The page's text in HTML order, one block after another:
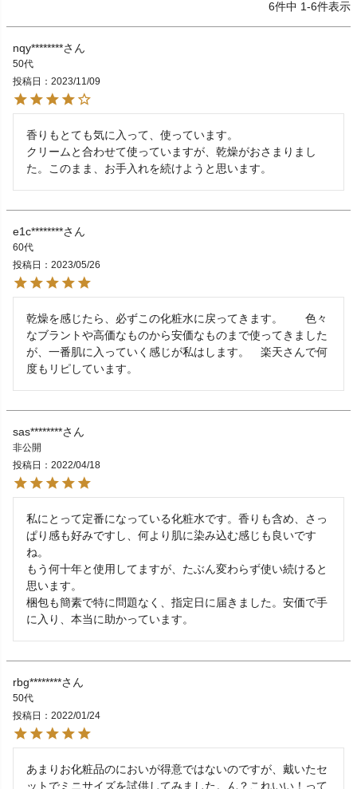
6件中 1-6件表示
nqy********
50代
投稿日
2023/11/09
香りもとても気に入って、使っています。
クリームと合わせて使っていますが、乾燥がおさまりまし
た。このまま、お手入れを続けようと思います。
e1c********
60代
投稿日
2023/05/26
乾燥を感じたら、必ずこの化粧水に戻ってきます。　　色々
なブラントや高価なものから安価なものまで使ってきました
が、一番肌に入っていく感じが私はします。　楽天さんで何
度もリピしています。
sas********
非公開
投稿日
2022/04/18
私にとって定番になっている化粧水です。香りも含め、さっ
ぱり感も好みですし、何より肌に染み込む感じも良いです
ね。
もう何十年と使用してますが、たぶん変わらず使い続けると
思います。
梱包も簡素で特に問題なく、指定日に届きました。安価で手
に入り、本当に助かっています。
rbg********
50代
投稿日
2022/01/24
あまりお化粧品のにおいが得意ではないのですが、戴いたセ
ットでミニサイズを試供してみました。ん？これいい！って